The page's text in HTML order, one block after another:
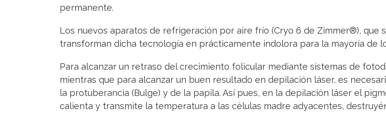
permanente.
Los nuevos aparatos de refrigeración por aire frío (Cryo 6 de Zimmer®), que
transforman dicha tecnología en prácticamente indolora para la mayoría de
Para alcanzar un retraso del crecimiento folicular mediante sistemas de
mientras que para alcanzar un buen resultado en depilación láser, es
la protuberancia (Bulge) y de la papila. Así pues, en la depilación láser el
calienta y transmite la temperatura a las células madre adyacentes,